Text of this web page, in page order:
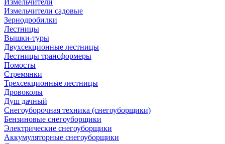
Измельчители
Измельчители садовые
Зернодробилки
Лестницы
Вышки-туры
Двухсекционные лестницы
Лестницы трансформеры
Помосты
Стремянки
Трехсекционные лестницы
Дровоколы
Душ дачный
Снегоуборочная техника (снегоуборщики)
Бензиновые снегоуборщики
Электрические снегоуборщики
Аккумуляторные снегоуборщики